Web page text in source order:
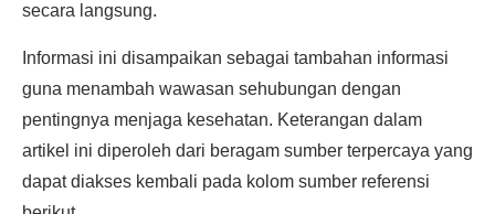
secara langsung.
Informasi ini disampaikan sebagai tambahan informasi
guna menambah wawasan sehubungan dengan
pentingnya menjaga kesehatan. Keterangan dalam
artikel ini diperoleh dari beragam sumber terpercaya yang
dapat diakses kembali pada kolom sumber referensi